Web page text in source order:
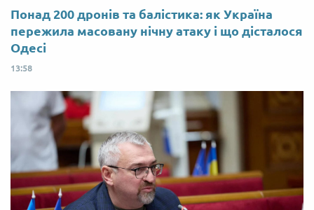
Понад 200 дронів та балістика: як Україна
пережила масовану нічну атаку і що дісталося
Одесі
13:58